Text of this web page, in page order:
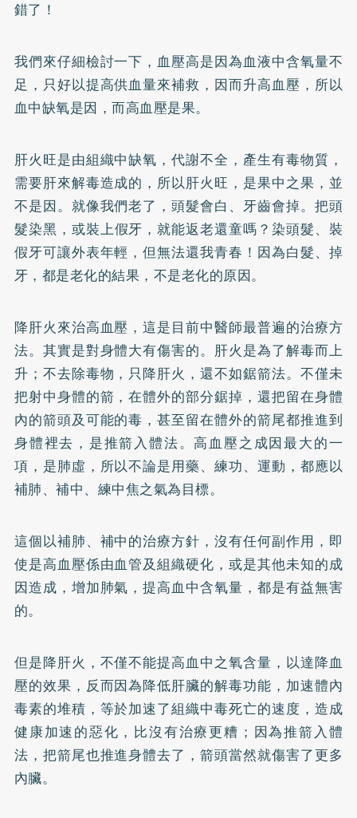
錯了！
我們來仔細檢討一下，血壓高是因為血液中含氧量不
足，只好以提高供血量來補救，因而升高血壓，所以
血中缺氧是因，而高血壓是果。
肝火旺是由組織中缺氧，代謝不全，產生有毒物質，
需要肝來解毒造成的，所以肝火旺，是果中之果，並
不是因。就像我們老了，頭髮會白、牙齒會掉。把頭
髮染黑，或裝上假牙 ，就能返老還童嗎？染頭髮、裝
假牙可讓外表年輕，但無法還我青春！因為白髮、掉
牙，都是老化的結果，不是老化的原因。
降肝火來治高血壓，這是目前中醫師最普遍的治療方
法。其實是對身體大有傷害的。肝火是為了解毒而上
升；不去除毒物，只降肝火，還不如鋸箭法。不僅未
把射中身體的箭，在體外的部分鋸掉，還把留在身體
內的箭頭及可能的毒，甚至留在體外的箭尾都推進到
身體裡去，是推箭入體法。高血壓之成因最大的一
項，是肺虛，所以不論是用藥、練功、運動，都應以
補肺、補中、練中焦之氣為目標。
這個以補肺、補中的治療方針，沒有任何副作用，即
使是高血壓係由血管及組織硬化，或是其他未知的成
因造成，增加肺氣，提高血中含氧量，都是有益無害
的。
但是降肝火，不僅不能提高血中之氧含量，以達降血
壓的效果，反而因為降低肝臟的解毒功能，加速體內
毒素的堆積，等於加速了組織中毒死亡的速度，造成
健康加速的惡化，比沒有治療更糟；因為推箭入體
法，把箭尾也推進身體去了，箭頭當然就傷害了更多
內臟。